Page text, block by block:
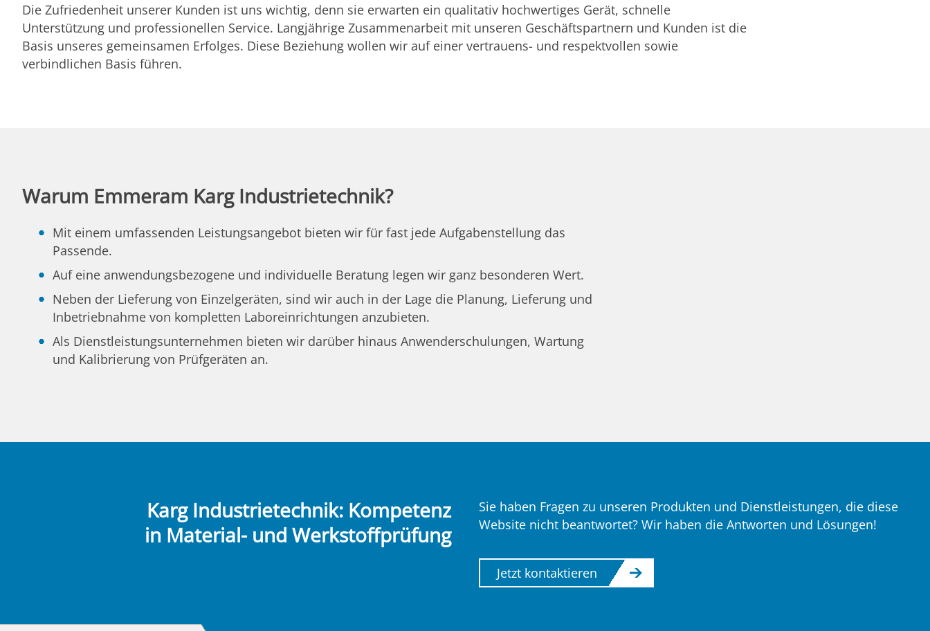
Die Zufriedenheit unserer Kunden ist uns wichtig, denn sie erwarten ein qualitativ hochwertiges Gerät, schnelle
Unterstützung und professionellen Service. Langjährige Zusammenarbeit mit unseren Geschäftspartnern und Kunden ist die
Basis unseres gemeinsamen Erfolges. Diese Beziehung wollen wir auf einer vertrauens- und respektvollen sowie
verbindlichen Basis führen.
Warum Emmeram Karg Industrietechnik?
Mit einem umfassenden Leistungsangebot bieten wir für fast jede Aufgabenstellung das
Passende.
Auf eine anwendungsbezogene und individuelle Beratung legen wir ganz besonderen Wert.
Neben der Lieferung von Einzelgeräten, sind wir auch in der Lage die Planung, Lieferung und
Inbetriebnahme von kompletten Laboreinrichtungen anzubieten.
Als Dienstleistungsunternehmen bieten wir darüber hinaus Anwenderschulungen, Wartung
und Kalibrierung von Prüfgeräten an.
Karg Industrietechnik: Kompetenz
in Material- und Werkstoffprüfung
Sie haben Fragen zu unseren Produkten und Dienstleistungen, die diese
Website nicht beantwortet? Wir haben die Antworten und Lösungen!
Jetzt kontaktieren